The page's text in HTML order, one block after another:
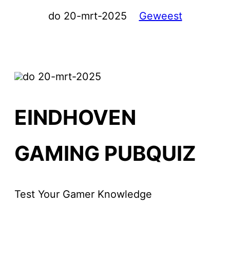
do 20-mrt-2025 Geweest
do 20-mrt-2025
EINDHOVEN
GAMING PUBQUIZ
Test Your Gamer Knowledge